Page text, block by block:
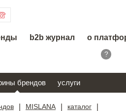
b2b журнал о
?
брендов услуги
MISLANA каталог